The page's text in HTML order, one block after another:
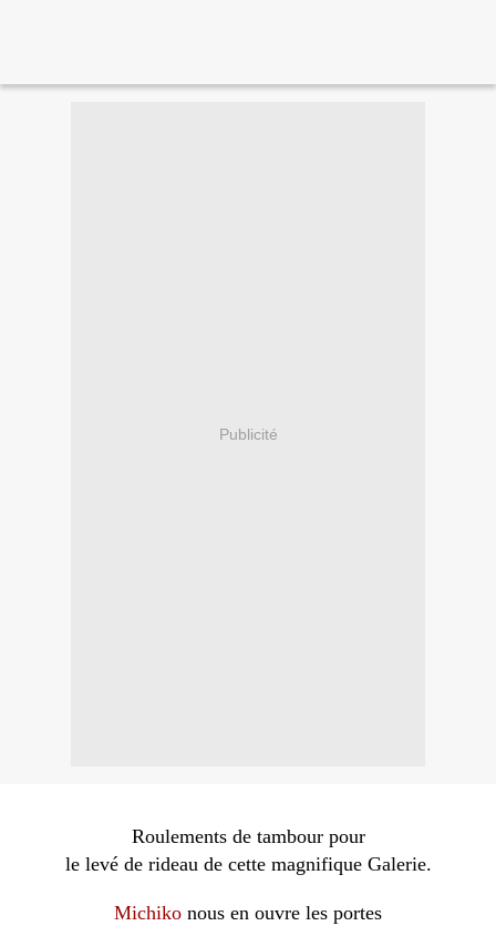
Publicité
Roulements de tambour pour
le levé de rideau de cette magnifique Galerie.
Michiko nous en ouvre les portes